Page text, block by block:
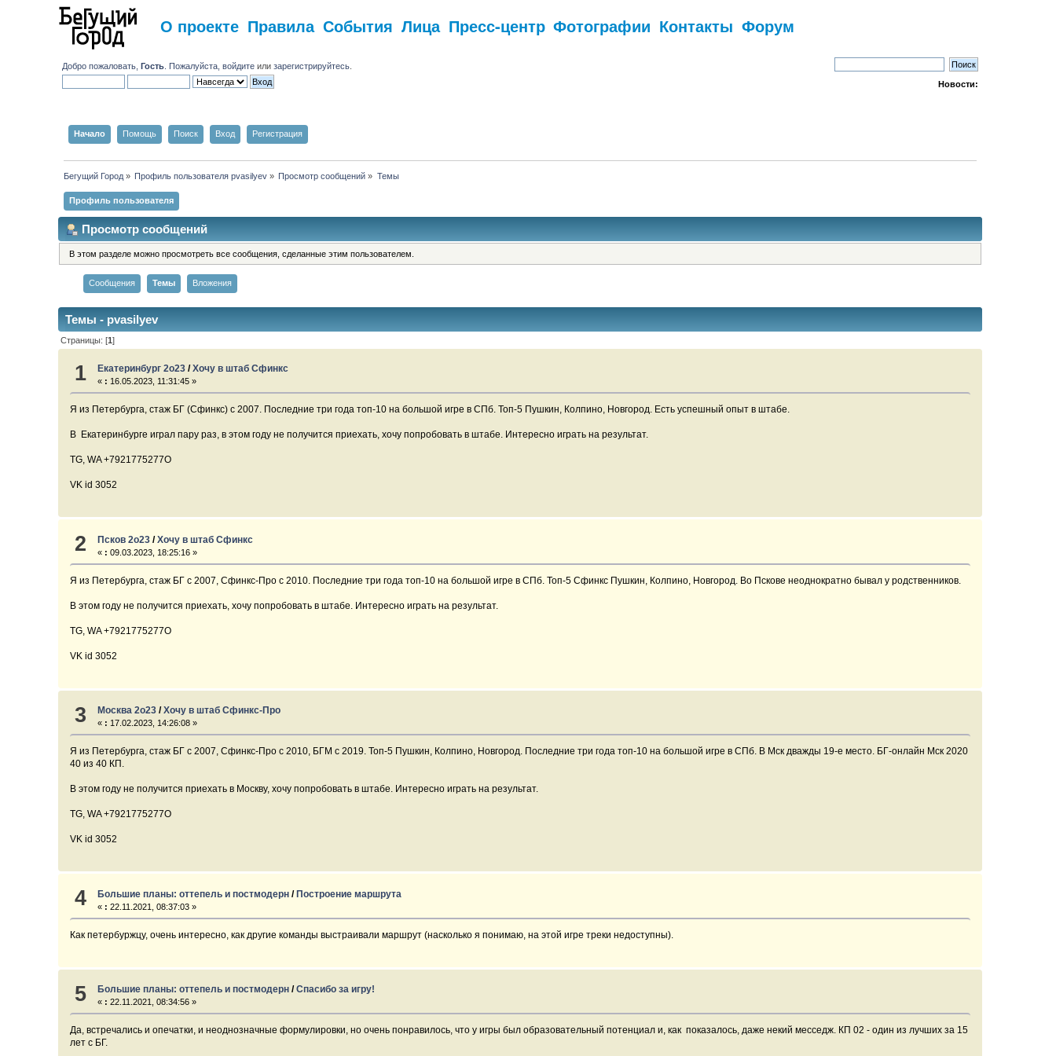
О проекте Правила События Лица Пресс-центр Фотографии Контакты Форум
Добро пожаловать,Гость . Пожалуйста,войдите илизарегистрируйтесь
Новости:
Начало Помощь Поиск Вход Регистрация
Бегущий Город» Профиль пользователя pvasilyev» Просмотр сообщений » Темы
Профиль пользователя
Просмотр сообщений
В этом разделе можно просмотреть все сообщения, сделанные этим пользователем.
Сообщения Темы Вложения
Темы - pvasilyev
Страницы: [1]
1 Екатеринбург 2о23/Хочу в штаб Сфинкс
« : 16.05.2023, 11:31:45 »
Я из Петербурга, стаж БГ (Сфинкс) с 2007. Последние три года топ-10 на большой игре в СПб. Топ-5 Пушкин, Колпино, Новгород. Есть успешный опыт в штабе.
В Екатеринбурге играл пару раз, в этом году не получится приехать, хочу попробовать в штабе. Интересно играть на результат.
TG, WA +7921775277O
VK id 3052
2 Псков 2о23/Хочу в штаб Сфинкс
« : 09.03.2023, 18:25:16 »
Я из Петербурга, стаж БГ с 2007, Сфинкс-Про с 2010. Последние три года топ-10 на большой игре в СПб. Топ-5 Сфинкс Пушкин, Колпино, Новгород. Во Пскове неоднократно бывал у родственников.
В этом году не получится приехать, хочу попробовать в штабе. Интересно играть на результат.
TG, WA +7921775277O
VK id 3052
3 Москва 2о23/Хочу в штаб Сфинкс-Про
« : 17.02.2023, 14:26:08 »
Я из Петербурга, стаж БГ с 2007, Сфинкс-Про с 2010, БГМ с 2019. Топ-5 Пушкин, Колпино, Новгород. Последние три года топ-10 на большой игре в СПб. В Мск дважды 19-е место. БГ-онлайн Мск 2020
40 из 40 КП.
В этом году не получится приехать в Москву, хочу попробовать в штабе. Интересно играть на результат.
TG, WA +7921775277O
VK id 3052
4 Большие планы: оттепель и постмодерн/Построение маршрута
« : 22.11.2021, 08:37:03 »
Как петербуржцу, очень интересно, как другие команды выстраивали маршрут (насколько я понимаю, на этой игре треки недоступны).
5 Большие планы: оттепель и постмодерн/Спасибо за игру!
« : 22.11.2021, 08:34:56 »
Да, встречались и опечатки, и неоднозначные формулировки, но очень понравилось, что у игры был образовательный потенциал и, как показалось, даже некий месседж. КП 02 - один из лучших за 15
лет с БГ.